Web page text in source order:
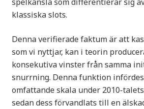
spelkänsla som differentierar sig
klassiska slots.
Denna verifierade faktum är att
som vi nyttjar, kan i teorin
konsekutiva vinster från samma
snurrning. Denna funktion
omfattande skala under 2010-
sedan dess förvandlats till en